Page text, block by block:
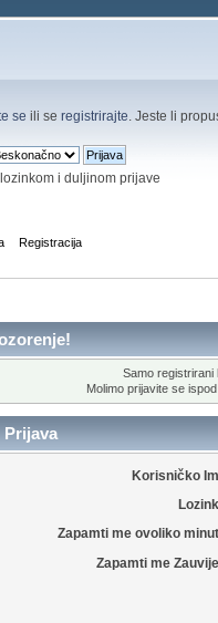
se ili se registrirajte . Jeste li
i duljinom prijave
Registracija
Samo registrirani
Molimo prijavite se
Prijava
Korisničko
Zapamti me ovoliko
Zapamti me